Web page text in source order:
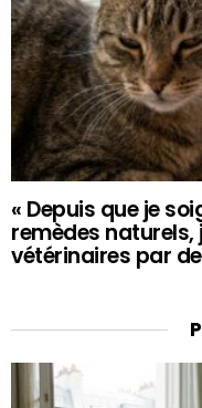
« Depuis que je
remèdes naturels,
vétérinaires par